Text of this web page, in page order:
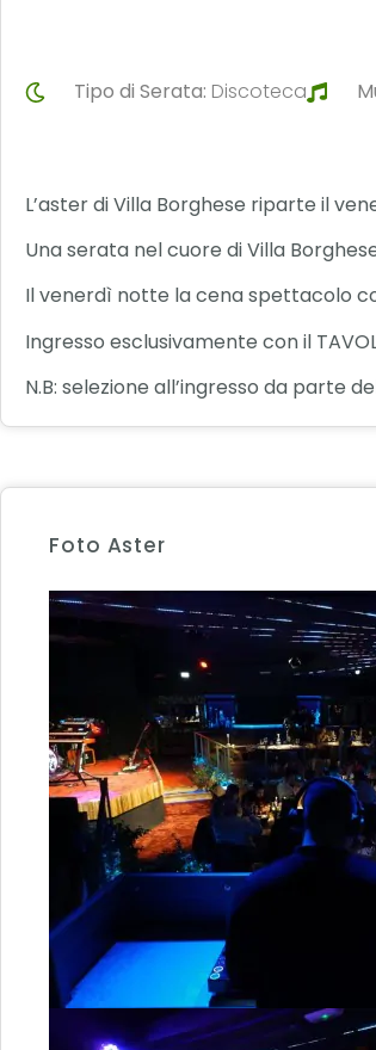
Tipo di Serata: Discoteca
L’aster di Villa Borghese riparte il
Una serata nel cuore di Villa
Il venerdì notte la cena spettacolo
Ingresso esclusivamente con il
N.B: selezione all’ingresso da parte
Foto Aster